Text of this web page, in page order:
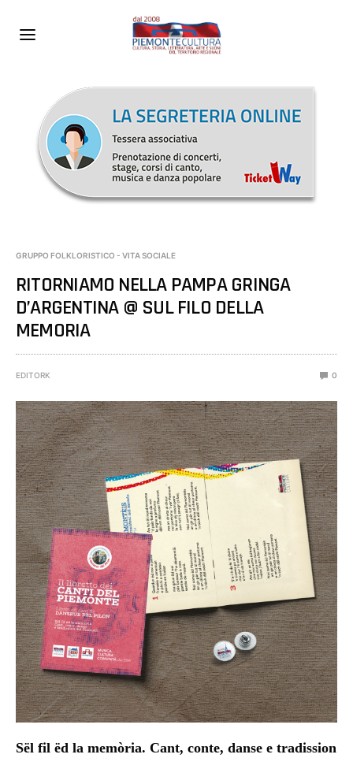
GRUPPO FOLKLORISTICO - VITA SOCIALE
RITORNIAMO NELLA PAMPA GRINGA
D’ARGENTINA @ SUL FILO DELLA
MEMORIA
EDITORK 0
Sël fil ëd la memòria. Cant, conte, danse e tradission